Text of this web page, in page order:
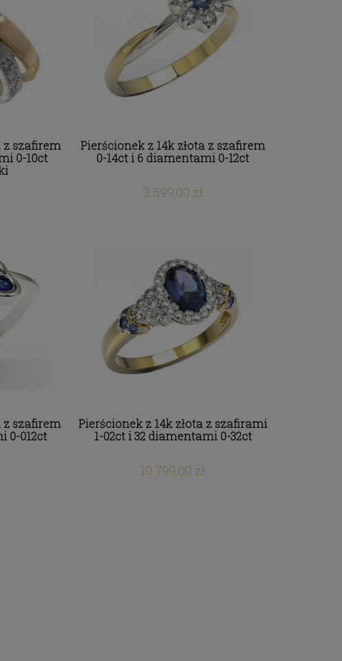
Pierścionek z 14k złota z
topazem Swarovski 1ct i 2
diamentami 0-03ct
2 199,00 zł
z szafirem
0-10ct
Pierścionek z 14k złota z szafirem
0-14ct i 6 diamentami 0-12ct
3 599,00 zł
z szafirem
0-012ct
Pierścionek z 14k złota z szafirami
1-02ct i 32 diamentami 0-32ct
10 799,00 zł